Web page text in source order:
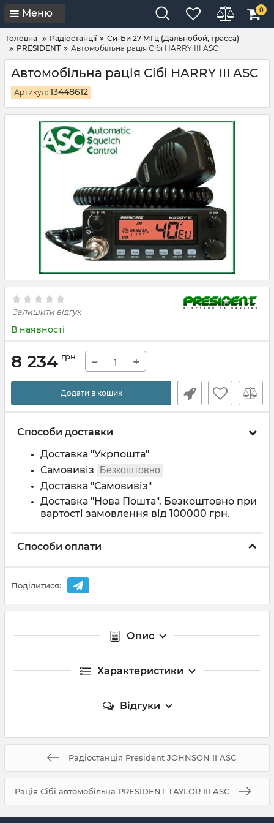
Меню 0
Головна Радіостанції
Си-Би 27 МГц (Дальнобой, трасса)
PRESIDENT
Автомобільна рація Сібі HARRY III ASC
Автомобільна рація Сібі HARRY III ASC
Артикул: 13448612
Залишити відгук
В наявності
8 234 грн − +
Додати в кошик
Способи доставки
Доставка "Укрпошта"
Самовивіз
Безкоштовно
Доставка "Самовивіз"
Доставка "Нова Пошта". Безкоштовно при
вартості замовлення від 100000 грн.
Способи оплати
Поділитися:
Опис
Характеристики
Відгуки
Радіостанція President JOHNSON II ASC
Рація Сібі автомобільна PRESIDENT TAYLOR III ASC